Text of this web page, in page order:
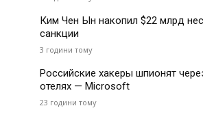
Ким Чен Ын накопил $22 млрд
санкции
3 години тому
Российские хакеры шпионят
отелях — Microsoft
23 години тому